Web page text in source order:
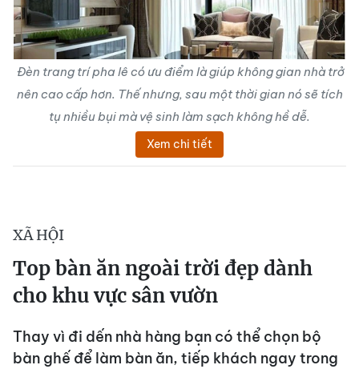
Đèn trang trí pha lê có ưu điểm là giúp không gian nhà trở
nên cao cấp hơn. Thế nhưng, sau một thời gian nó sẽ tích
tụ nhiều bụi mà vệ sinh làm sạch không hề dễ.
Xem chi tiết
XÃ HỘI
Top bàn ăn ngoài trời đẹp dành
cho khu vực sân vườn
Thay vì đi dến nhà hàng bạn có thể chọn bộ
bàn ghế để làm bàn ăn, tiếp khách ngay trong